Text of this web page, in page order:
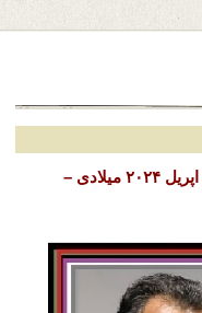
تاریخ نشر : پنجشنبه ۳۰ حمل (فروردین) ۱۴۰۳ خورشیدی – ۱۸ اپریل ۲۰۲۴ میلادی –